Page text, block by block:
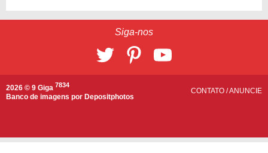
Siga-nos
2026 © 9 Giga 7834
Banco de imagens por Depositphotos
CONTATO /ANUNCIE